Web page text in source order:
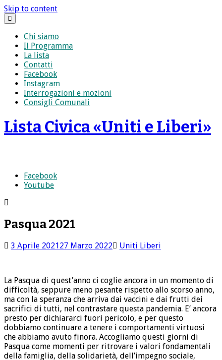
Skip to content
Chi siamo
Il Programma
La lista
Contatti
Facebook
Instagram
Interrogazioni e mozioni
Consigli Comunali
Lista Civica «Uniti e Liberi»
Facebook
Youtube
Pasqua 2021
3 Aprile 202127 Marzo 2022 Uniti Liberi
La Pasqua di quest’anno ci coglie ancora in un momento di
difficoltà, seppure meno pesante rispetto allo scorso anno,
ma con la speranza che arriva dai vaccini e dai frutti dei
sacrifici di tutti, nel contrastare questa pandemia. E’ ancora
presto per dichiararci fuori pericolo, e per questo
dobbiamo continuare a tenere i comportamenti virtuosi
che abbiamo avuto finora. Accogliamo questi giorni di
Pasqua come momenti per ritrovare i valori fondamentali
della famiglia, della solidarietà, dell’impegno sociale,